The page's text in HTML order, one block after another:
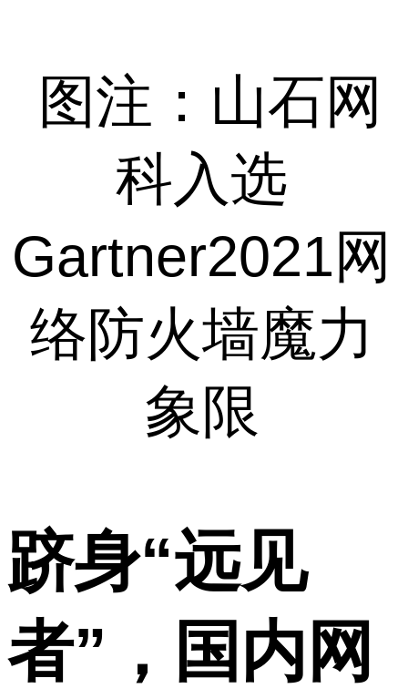
图注：山石网
科入选
Gartner2021网
络防火墙魔力
象限
跻身“远见
者”，国内网